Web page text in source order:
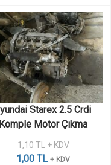
Starex 2.5 Crdi
Komple Motor Çıkma
1,10 TL + KDV
1,00 TL + KDV